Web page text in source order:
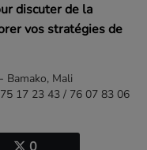
discuter de la
vos stratégies de
Bamako, Mali
17 23 43 / 76 07 83 06